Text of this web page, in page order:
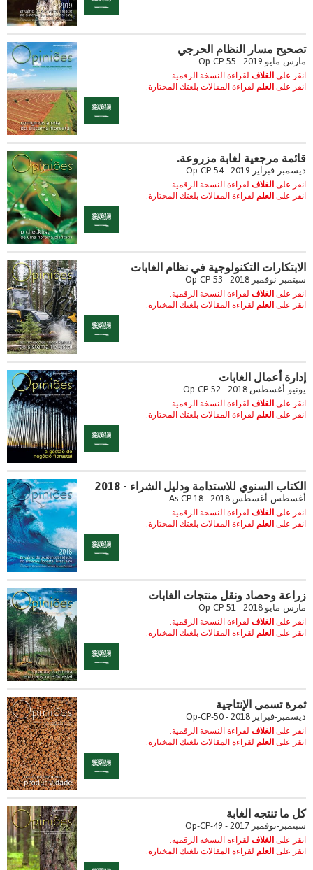
تصحيح مسار النظام الحرجي
مارس-مايو 2019 - Op-CP-55
انقر على الغلاف لقراءة النسخة الرقمية.
انقر على العلم لقراءة المقالات بلغتك المختارة.
قائمة مرجعية لغابة مزروعة.
ديسمبر-فبراير 2019 - Op-CP-54
انقر على الغلاف لقراءة النسخة الرقمية.
انقر على العلم لقراءة المقالات بلغتك المختارة.
الابتكارات التكنولوجية في نظام الغابات
سبتمبر-نوفمبر 2018 - Op-CP-53
انقر على الغلاف لقراءة النسخة الرقمية.
انقر على العلم لقراءة المقالات بلغتك المختارة.
إدارة أعمال الغابات
يونيو-أغسطس 2018 - Op-CP-52
انقر على الغلاف لقراءة النسخة الرقمية.
انقر على العلم لقراءة المقالات بلغتك المختارة.
الكتاب السنوي للاستدامة ودليل الشراء - 2018
أغسطس-أغسطس 2018 - As-CP-18
انقر على الغلاف لقراءة النسخة الرقمية.
انقر على العلم لقراءة المقالات بلغتك المختارة.
زراعة وحصاد ونقل منتجات الغابات
مارس-مايو 2018 - Op-CP-51
انقر على الغلاف لقراءة النسخة الرقمية.
انقر على العلم لقراءة المقالات بلغتك المختارة.
ثمرة تسمى الإنتاجية
ديسمبر-فبراير 2018 - Op-CP-50
انقر على الغلاف لقراءة النسخة الرقمية.
انقر على العلم لقراءة المقالات بلغتك المختارة.
كل ما تنتجه الغابة
سبتمبر-نوفمبر 2017 - Op-CP-49
انقر على الغلاف لقراءة النسخة الرقمية.
انقر على العلم لقراءة المقالات بلغتك المختارة.